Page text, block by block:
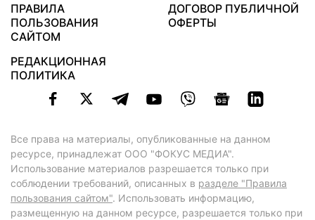
ПРАВИЛА
ПОЛЬЗОВАНИЯ
САЙТОМ
ДОГОВОР ПУБЛИЧНОЙ
ОФЕРТЫ
РЕДАКЦИОННАЯ
ПОЛИТИКА
Все права на материалы, опубликованные на данном
ресурсе, принадлежат ООО "ФОКУС МЕДИА".
Использование материалов разрешается только при
соблюдении требований, описанных в разделе "Правила
пользования сайтом". Использовать информацию,
размещенную на данном ресурсе, разрешается только при